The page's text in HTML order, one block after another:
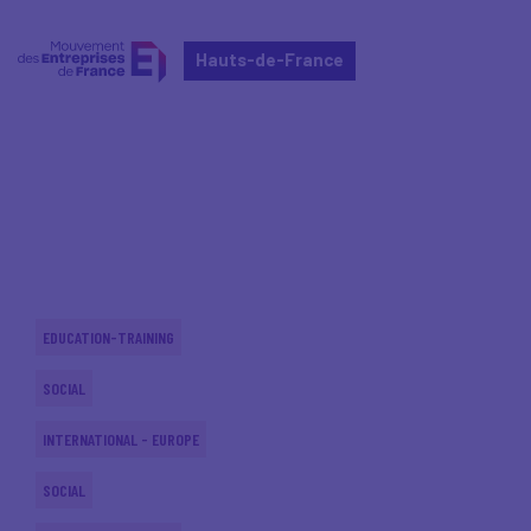
Hauts-de-France
EDUCATION-TRAINING
SOCIAL
INTERNATIONAL - EUROPE
SOCIAL